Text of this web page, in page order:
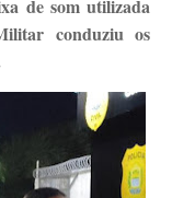
de som utilizada
conduziu os